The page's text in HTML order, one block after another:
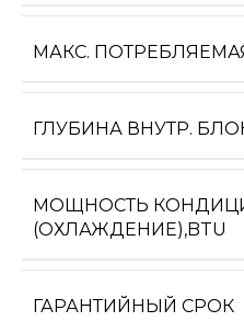
МАКС.
ГЛУБИНА ВНУТР.
МОЩНОСТЬ
(ОХЛАЖДЕНИЕ),BTU
ГАРАНТИЙНЫЙ СРОК